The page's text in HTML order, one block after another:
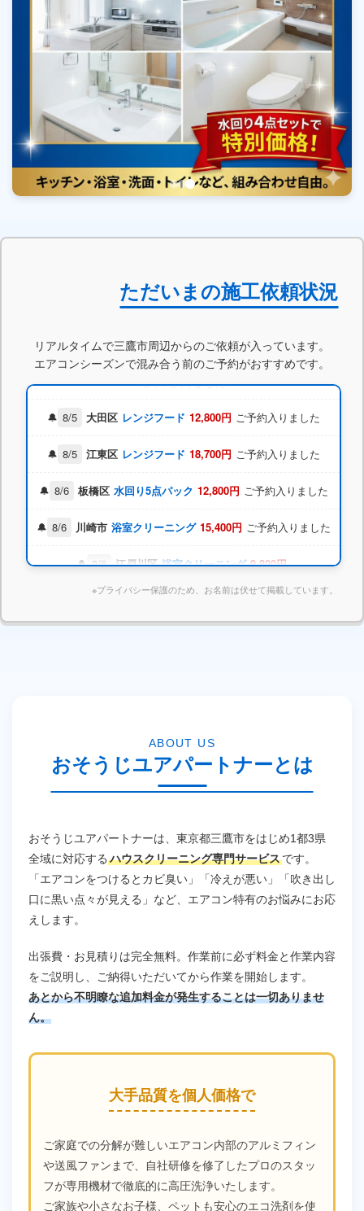
ただいまの施工依頼状況
リアルタイムで三鷹市周辺からのご依頼が入っています。
エアコンシーズンで混み合う前のご予約がおすすめです。
ご予約入りました
8/6 渋谷区 レンジフード 32,000円 ご予約入りました
ご予約入りました
8/5 大田区 レンジフード 12,800円 ご予約入りました
8/5 江東区 レンジフード 18,700円 ご予約入りました
8/6 板橋区 水回り5点パック 12,800円 ご予約入りました
川崎市 浴室クリーニング 15,400円 ご予約入りました
8/6 江戸川区 浴室クリーニング 9,800円
※プライバシー保護のため、お名前は伏せて掲載しています。
ABOUT US
おそうじユアパートナーとは
おそうじユアパートナーは、東京都三鷹市をはじめ1都3県
全域に対応する ハウスクリーニング専門サービスです。
「エアコンをつけるとカビ臭い」「冷えが悪い」「吹き出し
口に黒い点々が見える」など、エアコン特有のお悩みにお応
えします。
出張費・お見積りは完全無料。作業前に必ず料金と作業内容
をご説明し、ご納得いただいてから作業を開始します。
あとから不明瞭な追加料金が発生することは一切ありませ
ん。
大手品質を個人価格で
ご家庭での分解が難しいエアコン内部のアルミフィン
や送風ファンまで、自社研修を修了したプロのスタッ
フが専用機材で徹底的に高圧洗浄いたします。
ご家族や小さなお子様、ペットも安心のエコ洗剤を使